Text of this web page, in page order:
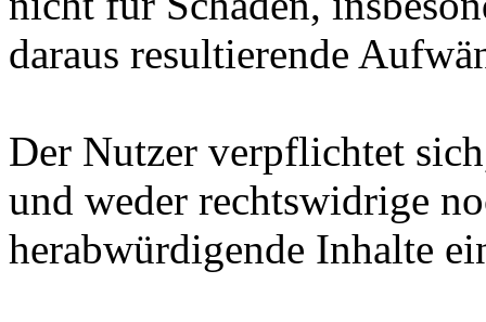
daraus resultierende
Der Nutzer verpflichtet
und weder rechtswidrige
herabwürdigende Inhalte